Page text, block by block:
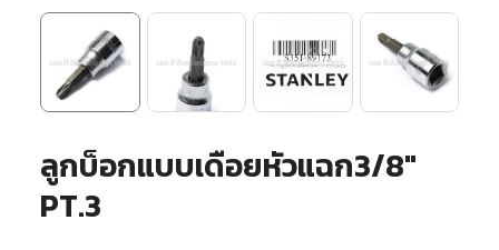
ลูกบ็อกแบบเดือยหัวแฉก3/8″
PT.3